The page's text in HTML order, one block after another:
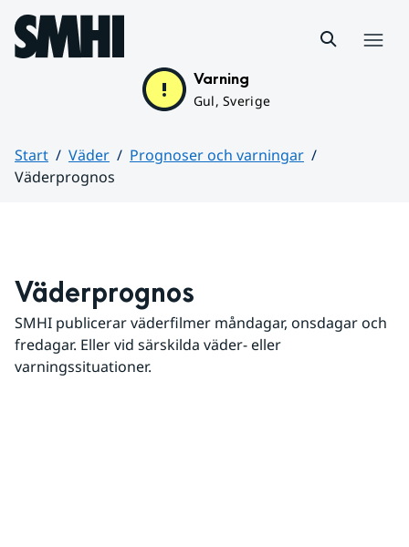
Hoppa till sidans innehåll
Varning
Gul, Sverige
Start Väder
Prognoser och varningar
Väderprognos
Väderprognos
SMHI publicerar väderfilmer måndagar, onsdagar och
fredagar. Eller vid särskilda väder- eller
varningssituationer.